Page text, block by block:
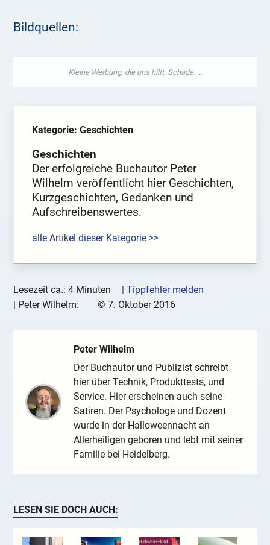
Bildquellen:
Kategorie: Geschichten
Geschichten
Der erfolgreiche Buchautor Peter
Wilhelm veröffentlicht hier Geschichten,
Kurzgeschichten, Gedanken und
Aufschreibenswertes.
alle Artikel dieser Kategorie >>
Lesezeit ca.: 4 Minuten
| Tippfehler melden
| Peter Wilhelm: © 7. Oktober 2016
Peter Wilhelm
Der Buchautor und Publizist schreibt
hier über Technik, Produkttests, und
Service. Hier erscheinen auch seine
Satiren. Der Psychologe und Dozent
wurde in der Halloweennacht an
Allerheiligen geboren und lebt mit seiner
Familie bei Heidelberg.
LESEN SIE DOCH AUCH: